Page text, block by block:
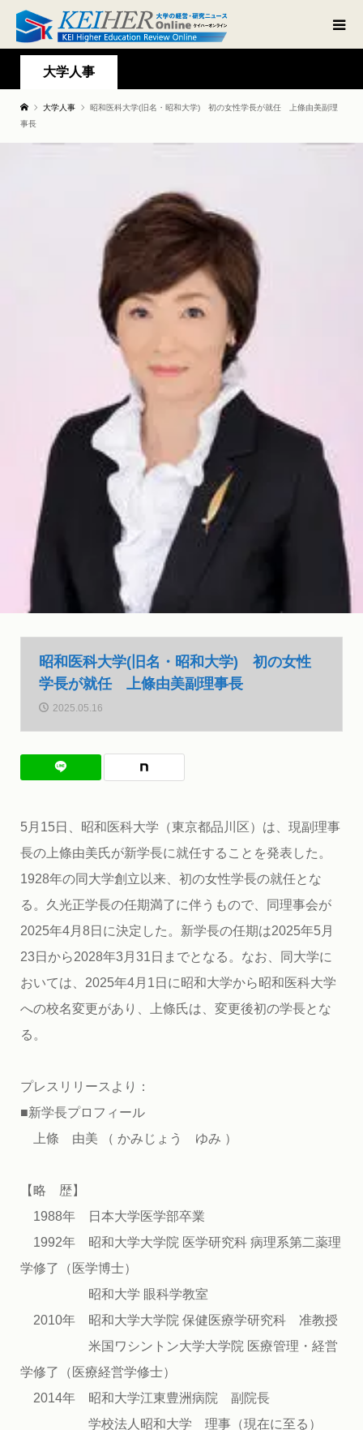
大学人事
大学人事
昭和医科大学(旧名・昭和大学) 初の女性学長が就任 上條由美副理
事長
昭和医科大学(旧名・昭和大学) 初の女性
学長が就任 上條由美副理事長
2025.05.16
5月15日、昭和医科大学（東京都品川区）は、現副理事
長の上條由美氏が新学長に就任することを発表した。
1928年の同大学創立以来、初の女性学長の就任とな
る。久光正学長の任期満了に伴うもので、同理事会が
2025年4月8日に決定した。新学長の任期は2025年5月
23日から2028年3月31日までとなる。なお、同大学に
おいては、2025年4月1日に昭和大学から昭和医科大学
への校名変更があり、上條氏は、変更後初の学長とな
る。
プレスリリースより：
■新学長プロフィール
上條 由美 （ かみじょう ゆみ ）
【略 歴】
1988年 日本大学医学部卒業
1992年 昭和大学大学院 医学研究科 病理系第二薬理
学修了（医学博士）
昭和大学 眼科学教室
2010年 昭和大学大学院 保健医療学研究科 准教授
米国ワシントン大学大学院 医療管理・経営
学修了（医療経営学修士）
2014年 昭和大学江東豊洲病院 副院長
学校法人昭和大学 理事（現在に至る）